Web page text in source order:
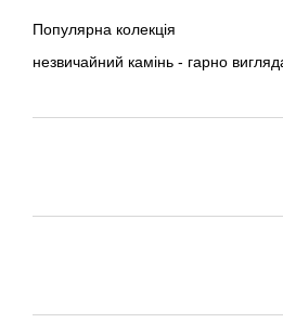
Популярна колекція
незвичайний камінь - гарно